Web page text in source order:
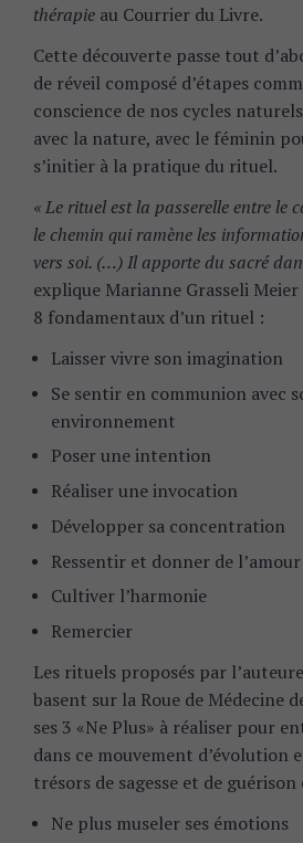
thérapie au Courrier du Livre.
Cette découverte passe tout
de réveil composé d’étapes
conscience de nos cycles
avec la nature, avec le féminin
s’initier à la pratique du rituel.
« Le rituel est la passerelle entre le
le chemin qui ramène les
vers soi. (…) Il apporte du sacré
explique Marianne Grasseli
8 fondamentaux d’un rituel :
Laisser vivre son imagination
Se sentir en communion avec
environnement
Poser une intention
Réaliser une invocation
Développer sa concentration
Ressentir et donner de l’amour
Cultiver l’harmonie
Remercier
Les rituels proposés par
basent sur la Roue de Médecine
ses 3 «Ne Plus» à réaliser pour
dans ce mouvement d’évolution
trésors de sagesse et de
Ne plus museler ses émotions